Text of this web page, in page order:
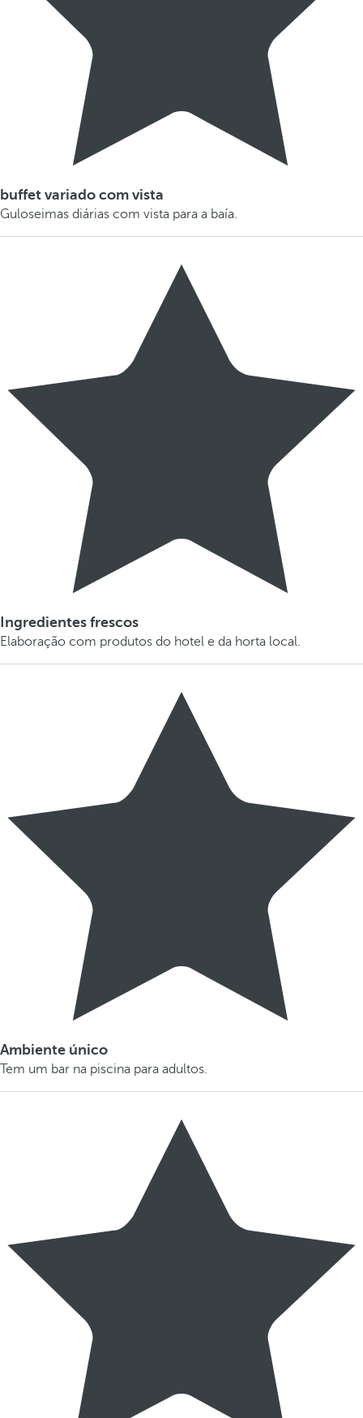
buffet variado com vista
Guloseimas diárias com vista para a baía.
Ingredientes frescos
Elaboração com produtos do hotel e da horta local.
Ambiente único
Tem um bar na piscina para adultos.